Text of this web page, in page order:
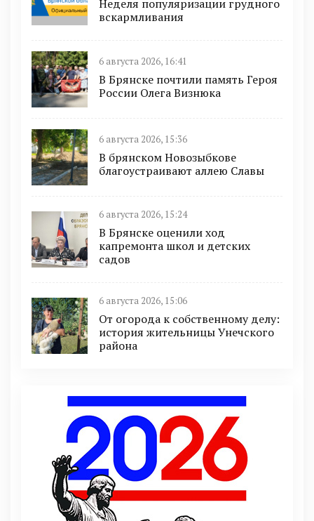
Неделя популяризации грудного
вскармливания
6 августа 2026, 16:41
В Брянске почтили память Героя
России Олега Визнюка
6 августа 2026, 15:36
В брянском Новозыбкове
благоустраивают аллею Славы
6 августа 2026, 15:24
В Брянске оценили ход
капремонта школ и детских
садов
6 августа 2026, 15:06
От огорода к собственному делу:
история жительницы Унечского
района